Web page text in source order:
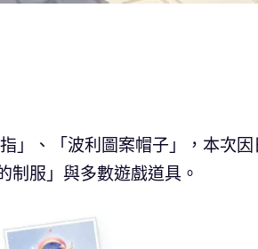
」、「波利圖案帽子」，本次因
制服」與多數遊戲道具。